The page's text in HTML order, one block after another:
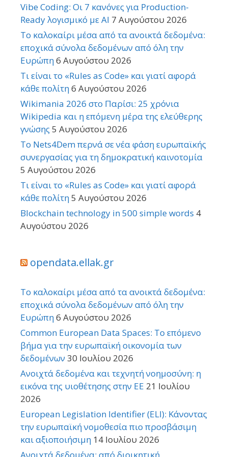
Vibe Coding: Οι 7 κανόνες για Production-
Ready λογισμικό με AI 7 Αυγούστου 2026
Το καλοκαίρι μέσα από τα ανοικτά δεδομένα:
εποχικά σύνολα δεδομένων από όλη την
Ευρώπη6 Αυγούστου 2026
Τι είναι το «Rules as Code» και γιατί αφορά
κάθε πολίτη6 Αυγούστου 2026
Wikimania 2026 στο Παρίσι: 25 χρόνια
Wikipedia και η επόμενη μέρα της ελεύθερης
γνώσης 5 Αυγούστου 2026
Το Nets4Dem περνά σε νέα φάση ευρωπαϊκής
συνεργασίας για τη δημοκρατική καινοτομία
5 Αυγούστου 2026
Τι είναι το «Rules as Code» και γιατί αφορά
κάθε πολίτη5 Αυγούστου 2026
Blockchain technology in 500 simple words 4
Αυγούστου 2026
opendata.ellak.gr
Το καλοκαίρι μέσα από τα ανοικτά δεδομένα:
εποχικά σύνολα δεδομένων από όλη την
Ευρώπη6 Αυγούστου 2026
Common European Data Spaces: Το επόμενο
βήμα για την ευρωπαϊκή οικονομία των
δεδομένων 30 Ιουλίου 2026
Ανοιχτά δεδομένα και τεχνητή νοημοσύνη: η
εικόνα της υιοθέτησης στην ΕΕ 21 Ιουλίου
2026
European Legislation Identifier (ELI): Κάνοντας
την ευρωπαϊκή νομοθεσία πιο προσβάσιμη
και αξιοποιήσιμη 14 Ιουλίου 2026
Ανοιχτά δεδομένα: από διοικητική